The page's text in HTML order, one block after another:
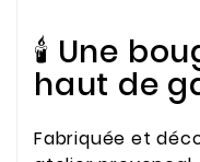
🕯️ Une
haut de
Fabriquée et